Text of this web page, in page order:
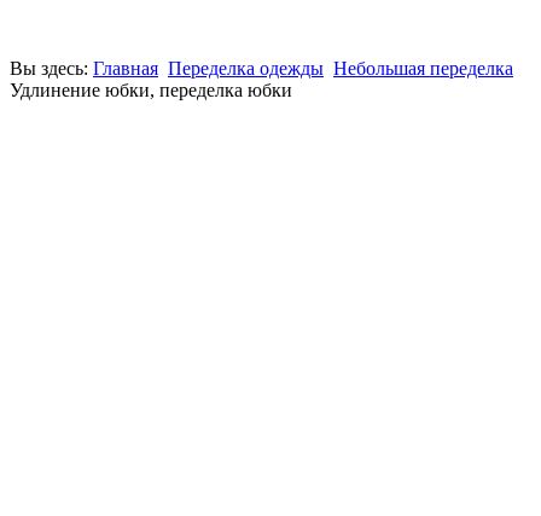
Вы здесь: Главная Переделка одежды Небольшая переделка
Удлинение юбки, переделка юбки